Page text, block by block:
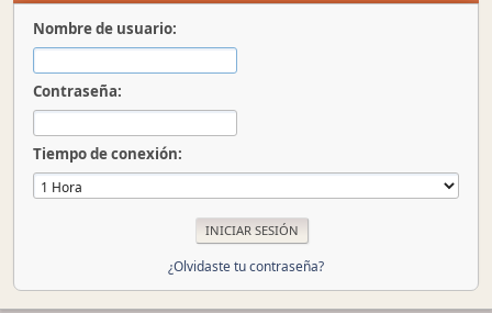
Nombre de usuario:
Contraseña:
Tiempo de conexión:
¿Olvidaste tu contraseña?